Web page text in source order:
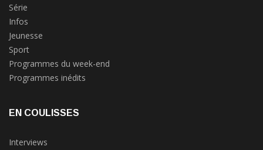
Série
Infos
Jeunesse
Sport
Programmes du week-end
Programmes inédits
EN COULISSES
Interviews